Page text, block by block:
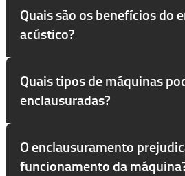
Quais são os benefícios do
acústico?
Quais tipos de máquinas
enclausuradas?
O enclausuramento
funcionamento da